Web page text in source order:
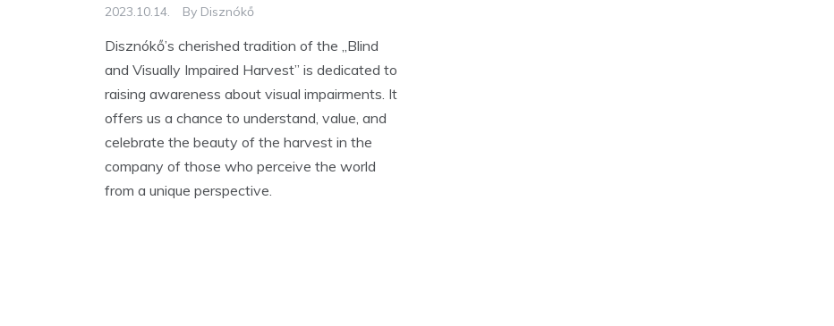
2023.10.14. By Disznókő
Disznókő’s cherished tradition of the „Blind
and Visually Impaired Harvest” is dedicated to
raising awareness about visual impairments. It
offers us a chance to understand, value, and
celebrate the beauty of the harvest in the
company of those who perceive the world
from a unique perspective.